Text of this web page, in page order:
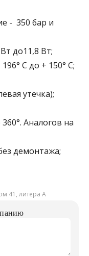
- 350 бар и
до11,8 Вт;
C до + 150° C;
утечка);
Аналогов на
демонтажа;
41, литера А